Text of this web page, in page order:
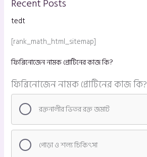
Recent Posts
tedt
[rank_math_html_sitemap]
ফিব্রিনোজেন নামক প্রোটিনের কাজ কি?
ফিব্রিনোজেন নামক প্রোটিনের কাজ কি?
রক্তনালীর ভিতর রক্ত জমাট
পোড়া ও শল্য চিকিৎসা